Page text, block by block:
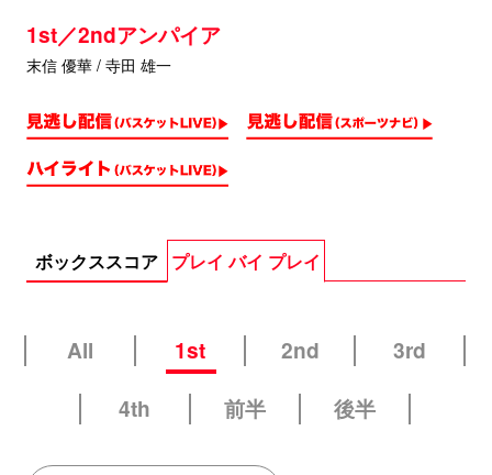
1st／2ndアンパイア
末信 優華 / 寺田 雄一
ボックススコア プレイ バイ プレイ
All 1st 2nd
3rd
4th
前半 後半